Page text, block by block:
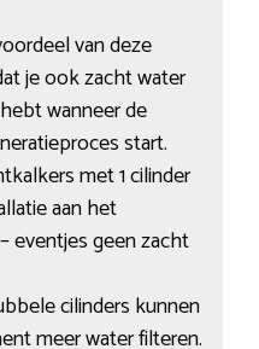
van deze
je ook zacht water
wanneer de
start.
met 1 cilinder
aan het
eventjes geen zacht
cilinders kunnen
meer water filteren.